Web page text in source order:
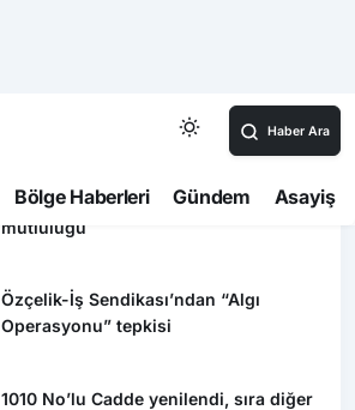
15 Temmuz’da Erdoğan’a Suikast
Girişiminde Bulunan FETÖ’cü 10 Yıl
Safranbolu’da “Hoş Geldin Bebek”
mutluluğu
Özçelik-İş Sendikası’ndan “Algı
Operasyonu” tepkisi
1010 No’lu Cadde yenilendi, sıra diğer